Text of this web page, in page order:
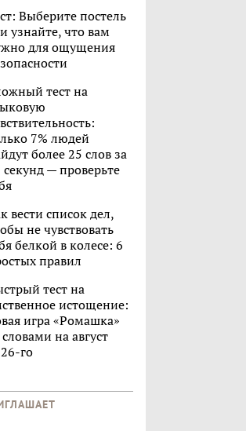
Выберите постель
узнайте, что вам
для ощущения
тест на
7% людей
более 25 слов за
секунд — проверьте
вести список дел,
не чувствовать
белкой в колесе: 6
правил
тест на
истощение:
игра «Ромашка»
словами на август
го